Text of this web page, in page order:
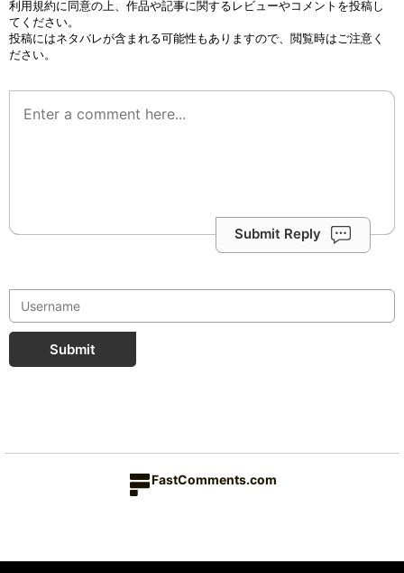
利用規約に同意の上、作品や記事に関するレビューやコメントを投稿し
てください。
投稿にはネタバレが含まれる可能性もありますので、閲覧時はご注意く
ださい。
Submit Reply
Submit
FastComments.com